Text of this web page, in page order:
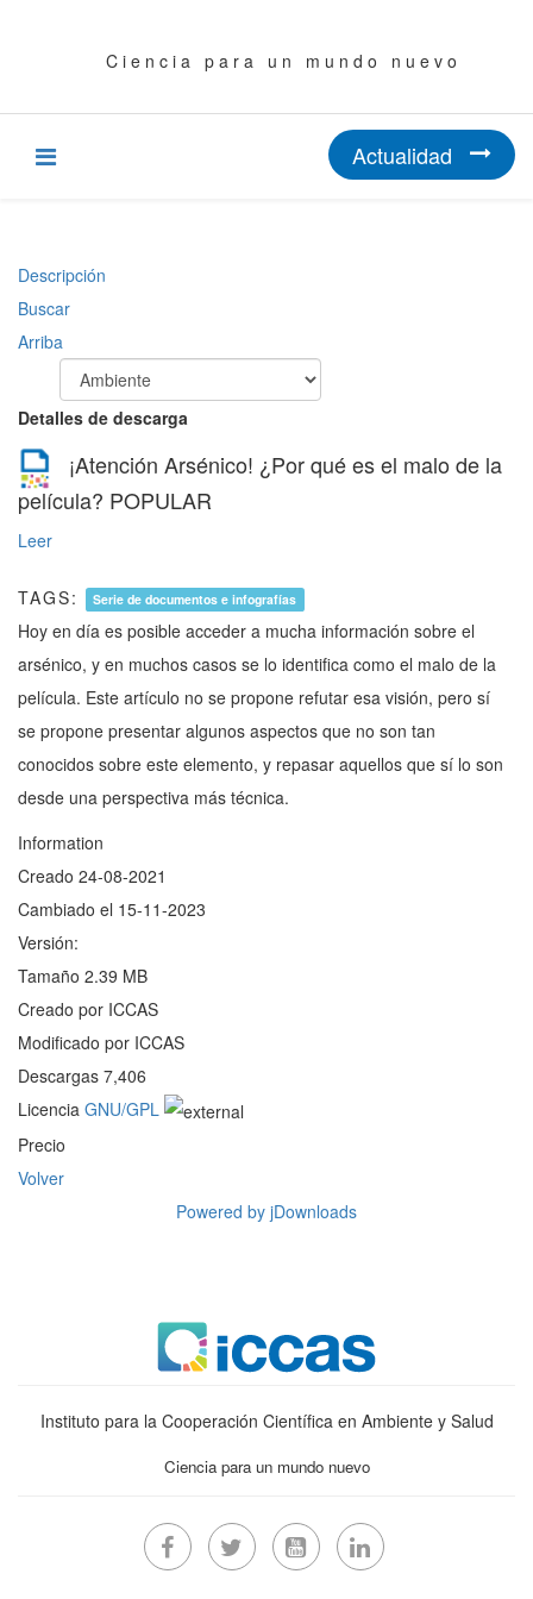
C i e n c i a p a r a u n m u n d o n u e v o
Actualidad
Descripción
Buscar
Arriba
Detalles de descarga
¡Atención Arsénico! ¿Por qué es el malo de la
película? POPULAR
Leer
TAGS: Serie de documentos e infografías
Hoy en día es posible acceder a mucha información sobre el
arsénico, y en muchos casos se lo identifica como el malo de la
película. Este artículo no se propone refutar esa visión, pero sí
se propone presentar algunos aspectos que no son tan
conocidos sobre este elemento, y repasar aquellos que sí lo son
desde una perspectiva más técnica.
Information
Creado 24-08-2021
Cambiado el 15-11-2023
Versión:
Tamaño 2.39 MB
Creado por ICCAS
Modificado por ICCAS
Descargas 7,406
Licencia GNU/GPL
Precio
Volver
Powered by jDownloads
Instituto para la Cooperación Científica en Ambiente y Salud
Ciencia para un mundo nuevo